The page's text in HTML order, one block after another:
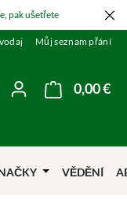
pak ušetřete
Můj seznam přání
0 položky v0,00 €
VĚDĚNÍ